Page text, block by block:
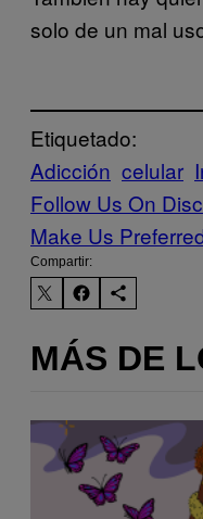
solo de un mal
Etiquetado:
Adicción celular
Follow Us On
Make Us
Compartir:
MÁS DE